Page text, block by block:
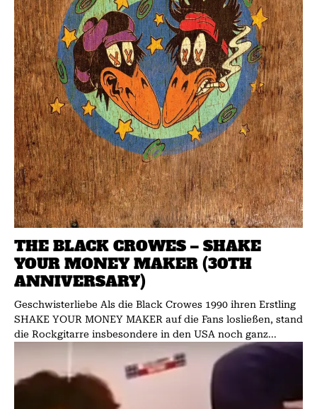
THE BLACK CROWES – SHAKE
YOUR MONEY MAKER (30TH
ANNIVERSARY)
Geschwisterliebe Als die Black Crowes 1990 ihren Erstling
SHAKE YOUR MONEY MAKER auf die Fans losließen, stand
die Rockgitarre insbesondere in den USA noch ganz...